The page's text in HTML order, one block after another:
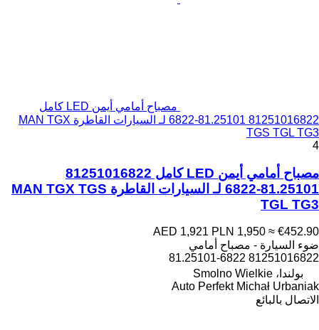
مصباح أمامي أيمن LED كامل
81251016822 81.25101-6822 لـ السيارات القاطرة MAN TGX
TGS TGL TG3
4
مصباح أمامي أيمن LED كامل 81251016822
81.25101-6822 لـ السيارات القاطرة MAN TGX TGS
TGL TG3
AED 1,921 PLN 1,950 ≈ €452.90
ضوء السيارة - مصباح أمامي
81251016822 81.25101-6822
بولندا، Smolno Wielkie
Auto Perfekt Michał Urbaniak
الاتصال بالبائع